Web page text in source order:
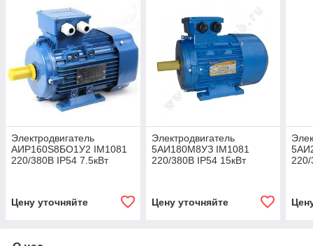
Электродвигатель
АИР160S8БО1У2 IM1081
220/380В IP54 7.5кВт
Цену уточняйте
Электродвигатель
5АИ180М8УЗ IM1081
220/380В IP54 15кВт
Цену уточняйте